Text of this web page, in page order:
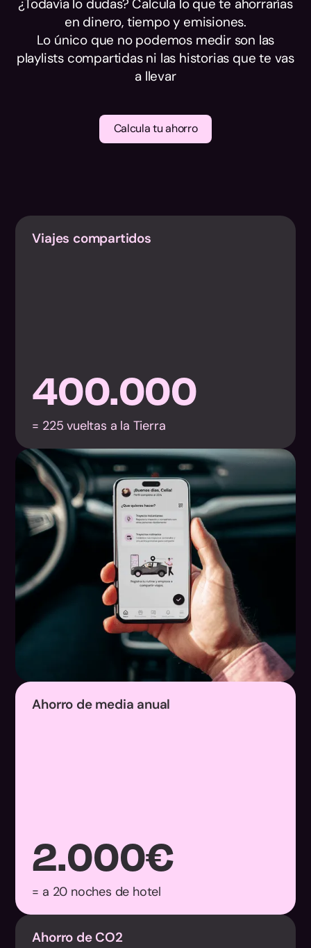
¿Todavía lo dudas? Calcula lo que te ahorrarías
en dinero, tiempo y emisiones.
Lo único que no podemos medir son las
playlists compartidas ni las historias que te vas
a llevar
Calcula tu ahorro
Viajes compartidos
400.000
= 225 vueltas a la Tierra
Ahorro de CO2
Ahorro de media anual
2.000€
= a 20 noches de hotel